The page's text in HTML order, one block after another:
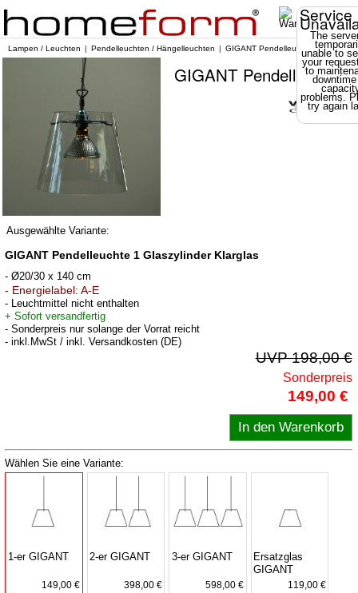
Service
The
unable to
your
to
problems.
try again
Lampen / Leuchten Pendelleuchten / Hängelleuchten GIGANT Pendelleuchte
GIGANT Pendelleuchte
Ausgewählte Variante:
GIGANT Pendelleuchte 1 Glaszylinder Klarglas
- Ø20/30 x 140 cm
- Energielabel: A-E
- Leuchtmittel nicht enthalten
+ Sofort versandfertig
- Sonderpreis nur solange der Vorrat reicht
- inkl.MwSt / inkl. Versandkosten (DE)
UVP 198,00 €
Sonderpreis
149,00 €
Wählen Sie eine Variante:
1-er GIGANT
149,00 €
2-er GIGANT
398,00 €
3-er GIGANT
598,00 €
Ersatzglas
GIGANT
119,00 €